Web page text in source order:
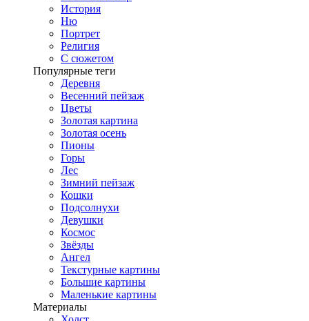
История
Ню
Портрет
Религия
С сюжетом
Популярные теги
Деревня
Весенний пейзаж
Цветы
Золотая картина
Золотая осень
Пионы
Горы
Лес
Зимний пейзаж
Кошки
Подсолнухи
Девушки
Космос
Звёзды
Ангел
Текстурные картины
Большие картины
Маленькие картины
Материалы